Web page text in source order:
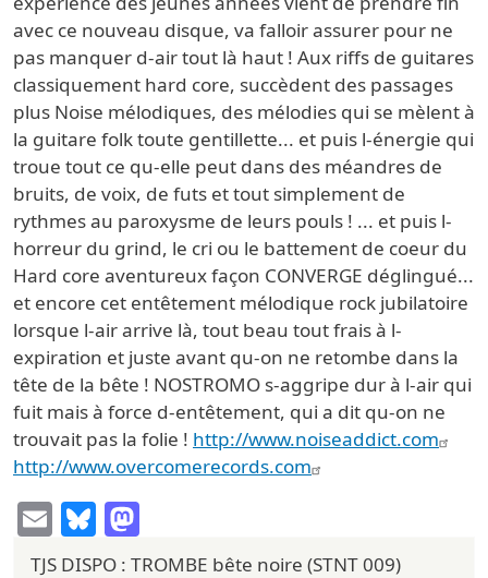
avec ce nouveau disque, va falloir assurer pour ne
pas manquer d-air tout là haut ! Aux riffs de guitares
classiquement hard core, succèdent des passages
plus Noise mélodiques, des mélodies qui se mèlent à
la guitare folk toute gentillette... et puis l-énergie qui
troue tout ce qu-elle peut dans des méandres de
bruits, de voix, de futs et tout simplement de
rythmes au paroxysme de leurs pouls ! ... et puis l-
horreur du grind, le cri ou le battement de coeur du
Hard core aventureux façon CONVERGE déglingué...
et encore cet entêtement mélodique rock jubilatoire
lorsque l-air arrive là, tout beau tout frais à l-
expiration et juste avant qu-on ne retombe dans la
tête de la bête ! NOSTROMO s-aggripe dur à l-air qui
fuit mais à force d-entêtement, qui a dit qu-on ne
trouvait pas la folie ! http://www.noiseaddict.com
http://www.overcomerecords.com
EmailBluesky
TJS DISPO : TROMBE bête noire (STNT 009)